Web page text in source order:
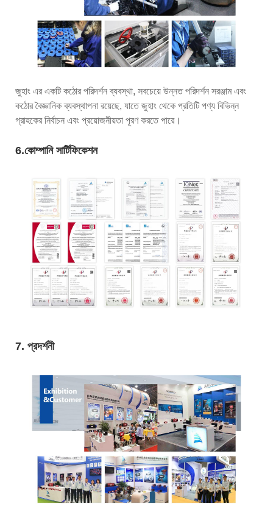
জুহাং এর একটি কঠোর পরিদর্শন ব্যবস্থা, সবচেয়ে উন্নত পরিদর্শন সরঞ্জাম এবং
কঠোর বৈজ্ঞানিক ব্যবস্থাপনা রয়েছে, যাতে জুহাং থেকে প্রতিটি পণ্য বিভিন্ন
গ্রাহকের নির্বাচন এবং প্রয়োজনীয়তা পূরণ করতে পারে।
6.কোম্পানি সার্টিফিকেশন
7. প্রদর্শনী